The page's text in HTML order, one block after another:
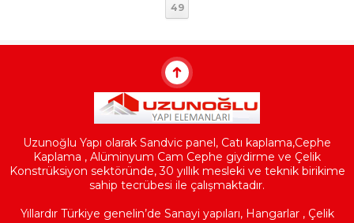
49
Uzunoğlu Yapı olarak Sandvic panel, Catı kaplama,Cephe
Kaplama , Alüminyum Cam Cephe giydirme ve Çelik
Konstrüksiyon sektöründe, 30 yıllık mesleki ve teknik birikime
sahip tecrübesi ile çalışmaktadır.
Yıllardır Türkiye genelin’de Sanayi yapıları, Hangarlar , Çelik